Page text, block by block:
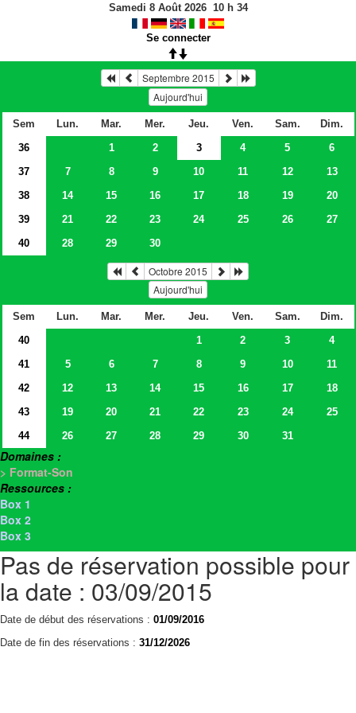
Samedi 8 Août 2026 10h 34
Se connecter
Septembre 2015
Aujourd'hui
Sem Lun. Mar. Mer. Jeu. Ven. Sam.
Dim.
36
1 2 3 4 5
6
37
7 8 9 10 11 12
13
38
14 15 16 17 18 19
20
39
21 22 23 24 25 26
27
40
28 29 30
Octobre 2015
Aujourd'hui
Sem Lun. Mar. Mer. Jeu. Ven. Sam.
Dim.
40
1 2 3
4
41
5 6 7 8 9 10
11
42
12 13 14 15 16 17
18
43
19 20 21 22 23 24
25
44
26 27 28 29 30 31
Domaines :
> Format-Son
Ressources :
Box 1
Box 2
Box 3
Pas de réservation possible pour
la date : 03/09/2015
Date de début des réservations : 01/09/2016
Date de fin des réservations : 31/12/2026